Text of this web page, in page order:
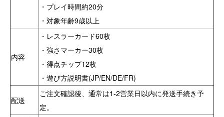
・プレイ時間約20分
・対象年齢9歳以上
内容
・レスラーカード60枚
・強さマーカー30枚
・得点チップ12枚
・遊び方説明書(JP/EN/DE/FR)
配送
ご注文確認後、通常は1-2営業日以内に発送手続き予
定。